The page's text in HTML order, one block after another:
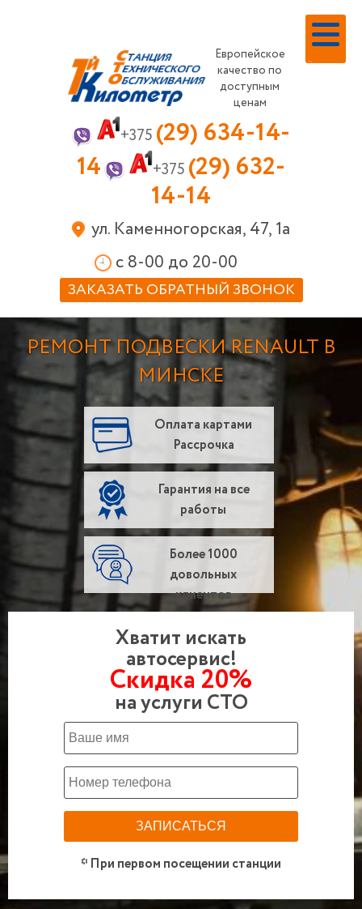
Европейское
качество по
доступным
ценам
+375 (29) 634-14-
14
+375 (29) 632-
14-14
ул. Каменногорская, 47, 1а
c 8-00 до 20-00
ЗАКАЗАТЬ ОБРАТНЫЙ ЗВОНОК
РЕМОНТ ПОДВЕСКИ RENAULT В
МИНСКЕ
Оплата картами
Рассрочка
Гарантия на все
работы
Более 1000
довольных
клиентов
Хватит искать
автосервис!
Скидка 20%
на услуги СТО
* При первом посещении станции